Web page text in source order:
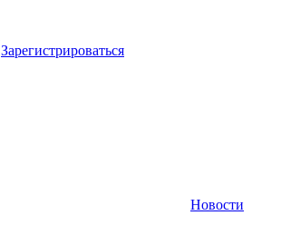
Зарегистрироваться
Новости